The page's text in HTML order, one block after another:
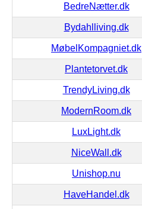
BedreNætter.dk
Bydahlliving.dk
MøbelKompagniet.dk
Plantetorvet.dk
TrendyLiving.dk
ModernRoom.dk
LuxLight.dk
NiceWall.dk
Unishop.nu
HaveHandel.dk